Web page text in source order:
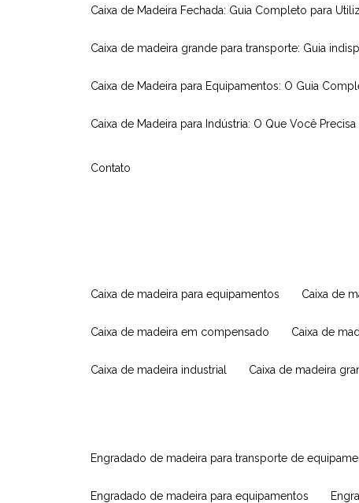
Caixa de Madeira Fechada: Guia Completo para
Caixa de madeira grande para transporte: Guia
Caixa de Madeira para Equipamentos: O Guia
Caixa de Madeira para Indústria: O Que Você Precisa
Contato
caixa de madeira para equipamentos caixa de
caixa de madeira em compensado caixa de
caixa de madeira industrial caixa de madeira
engradado de madeira para transporte de
engradado de madeira para equipamentos